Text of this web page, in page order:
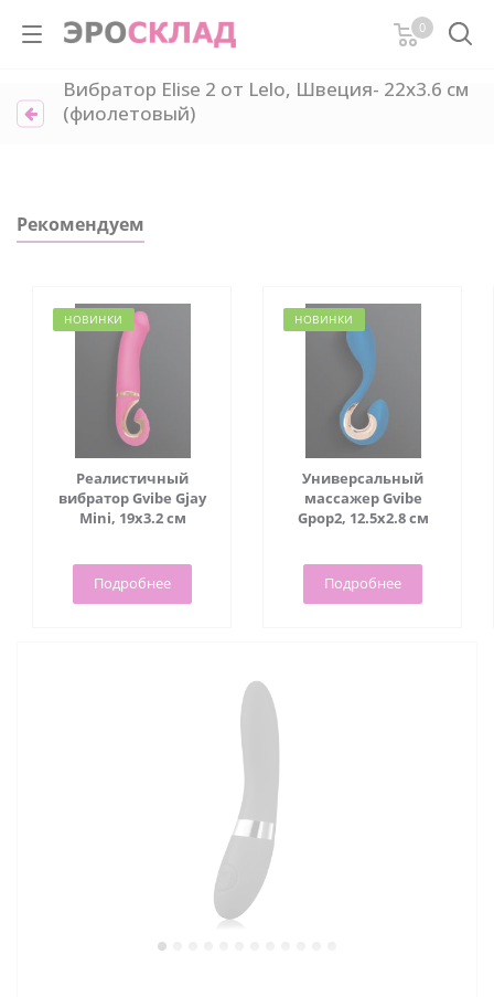
0
Вибратор Elise 2 от Lelo, Швеция- 22х3.6 см
(фиолетовый)
Рекомендуем
НОВИНКИ
Реалистичный
вибратор Gvibe Gjay
Mini, 19х3.2 см
Подробнее
НОВИНКИ
Универсальный
массажер Gvibe
Gpop2, 12.5х2.8 см
Подробнее